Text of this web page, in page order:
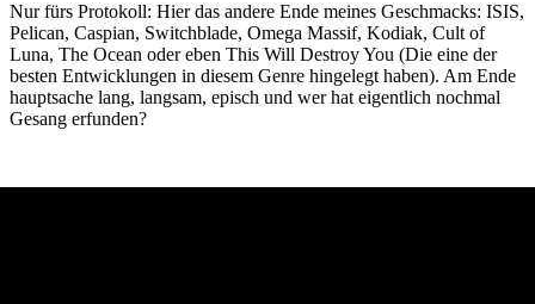
Nur fürs Protokoll: Hier das andere Ende meines Geschmacks: ISIS,
Pelican, Caspian, Switchblade, Omega Massif, Kodiak, Cult of
Luna, The Ocean oder eben This Will Destroy You (Die eine der
besten Entwicklungen in diesem Genre hingelegt haben). Am Ende
hauptsache lang, langsam, episch und wer hat eigentlich nochmal
Gesang erfunden?